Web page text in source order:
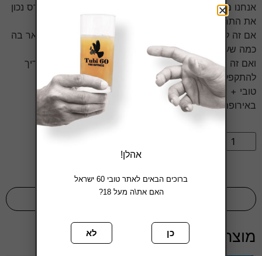
אנחנו מאוד שמים לב (באופן אישי וגם בתור חברה) להנדס נכון
את התחושת שיכרות בצורה אופטימלית לכל סיטואציה.
אם זה ליציאה ארוכה שצריך להגיע לרמה מסויימת ולהישאר בה
כמה שעות,
ואם זה בסיטואציה של כוסית עם החבר'ה בסוף היום שצריך
להתקפל מוקדם.
טובי + סודה זה הדבר.
באירופה: ככה הם שותים טובי – טוביסודה
מוצרים קשורים
אהלן!
ברוכים הבאים לאתר טובי 60 ישראל
האם את\ה מעל 18?
כן לא